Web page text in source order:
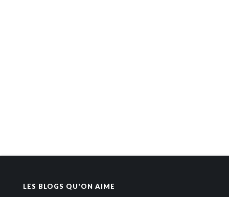
LES BLOGS QU'ON AIME